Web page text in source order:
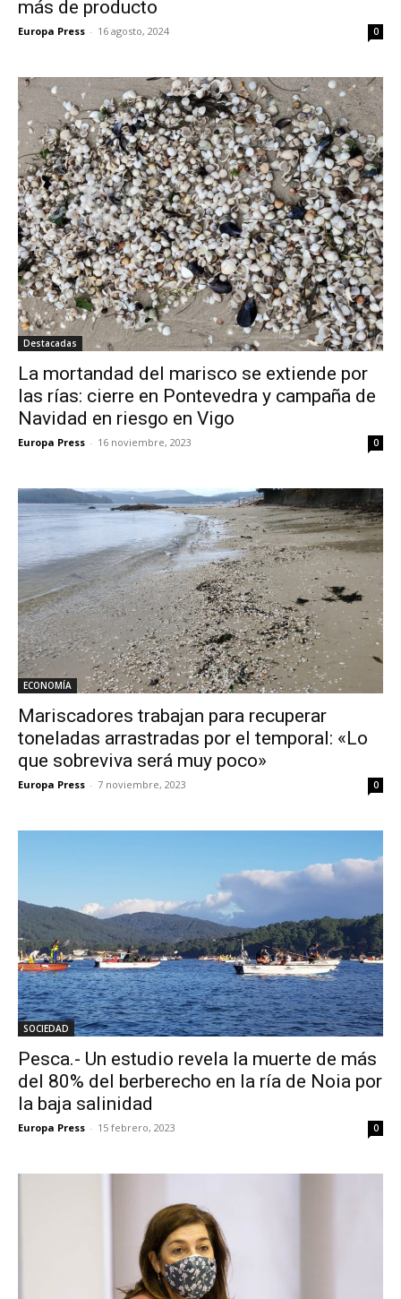
más de producto
Europa Press - 16 agosto, 2024 0
Destacadas
La mortandad del marisco se extiende por
las rías: cierre en Pontevedra y campaña de
Navidad en riesgo en Vigo
Europa Press - 16 noviembre, 2023 0
ECONOMÍA
Mariscadores trabajan para recuperar
toneladas arrastradas por el temporal: «Lo
que sobreviva será muy poco»
Europa Press - 7 noviembre, 2023 0
SOCIEDAD
Pesca.- Un estudio revela la muerte de más
del 80% del berberecho en la ría de Noia por
la baja salinidad
Europa Press - 15 febrero, 2023 0